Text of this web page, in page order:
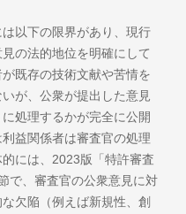
以下の限界があり、現行
の法的地位を明確にして
既存の技術文献や苦情を
が、公衆が提出した意見
処理するかが完全に公開
益関係者は審査官の処理
には、2023版「特許審査
で、審査官の公衆意見に対
欠陥（例えば新規性、創